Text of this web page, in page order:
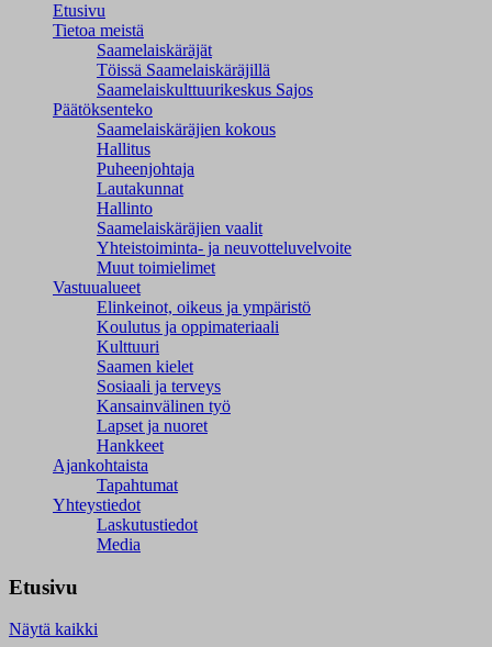
Etusivu
Tietoa meistä
Saamelaiskäräjät
Töissä Saamelaiskäräjillä
Saamelaiskulttuuri­keskus Sajos
Päätöksenteko
Saamelaiskäräjien kokous
Hallitus
Puheenjohtaja
Lautakunnat
Hallinto
Saamelaiskäräjien vaalit
Yhteistoiminta- ja neuvotteluvelvoite
Muut toimielimet
Vastuualueet
Elinkeinot, oikeus ja ympäristö
Koulutus ja oppimateriaali
Kulttuuri
Saamen kielet
Sosiaali ja terveys
Kansainvälinen työ
Lapset ja nuoret
Hankkeet
Ajankohtaista
Tapahtumat
Yhteystiedot
Laskutustiedot
Media
Etusivu
Näytä kaikki